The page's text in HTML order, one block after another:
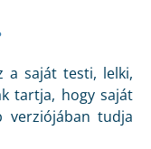
a saját testi, lelki,
tartja, hogy saját
verziójában tudja